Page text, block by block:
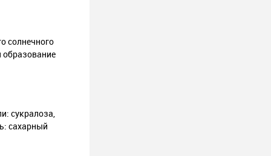
солнечного
образование
сукралоза,
сахарный